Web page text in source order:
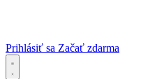
Prihlásiť sa Začať zdarma